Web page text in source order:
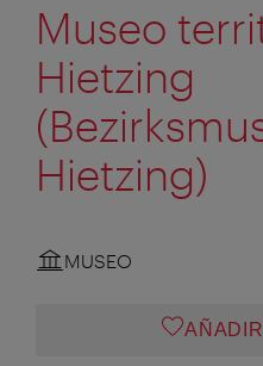
Museo
Hietzing
Hietzing)
MUSEO